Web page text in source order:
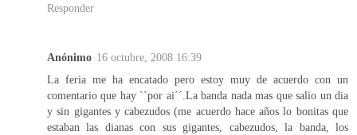
Responder
Anónimo 16 octubre, 2008 16:39
La feria me ha encatado pero estoy muy de acuerdo con un
comentario que hay ``por ai´´.La banda nada mas que salio un dia
y sin gigantes y cabezudos (me acuerdo hace años lo bonitas que
estaban las dianas con sus gigantes, cabezudos, la banda, los